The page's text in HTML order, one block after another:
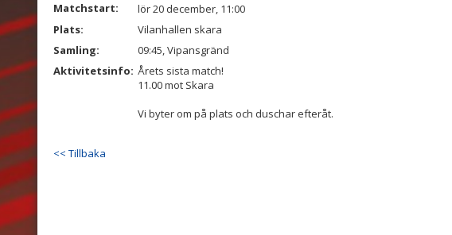
Matchstart:
lör 20 december, 11:00
Plats:
Vilanhallen skara
Samling:
09:45, Vipansgränd
Aktivitetsinfo: Årets sista match!
11.00 mot Skara
Vi byter om på plats och duschar efteråt.
<< Tillbaka